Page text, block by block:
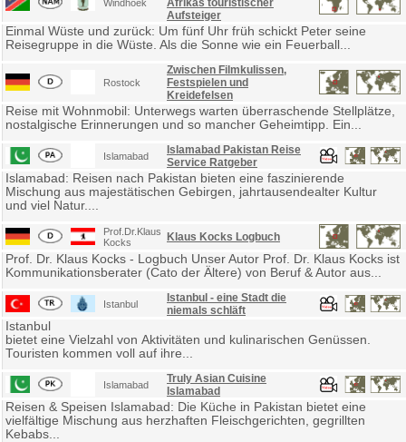
Windhoek
Aufsteiger
Einmal Wüste und zurück: Um fünf Uhr früh schickt Peter seine
Reisegruppe in die Wüste. Als die Sonne wie ein Feuerball...
Rostock
Zwischen Filmkulissen,
Festspielen und
Kreidefelsen
Reise mit Wohnmobil: Unterwegs warten überraschende Stellplätze,
nostalgische Erinnerungen und so mancher Geheimtipp. Ein...
Islamabad
Islamabad Pakistan Reise
Service Ratgeber
Islamabad: Reisen nach Pakistan bieten eine faszinierende
Mischung aus majestätischen Gebirgen, jahrtausendealter Kultur
und viel Natur....
Prof.Dr.Klaus
Kocks
Klaus Kocks Logbuch
Prof. Dr. Klaus Kocks - Logbuch Unser Autor Prof. Dr. Klaus Kocks ist
Kommunikationsberater (Cato der Ältere) von Beruf & Autor aus...
Istanbul
Istanbul - eine Stadt die
niemals schläft
Istanbul
bietet eine Vielzahl von Aktivitäten und kulinarischen Genüssen.
Touristen kommen voll auf ihre...
Islamabad
Truly Asian Cuisine
Islamabad
Reisen & Speisen Islamabad: Die Küche in Pakistan bietet eine
vielfältige Mischung aus herzhaften Fleischgerichten, gegrillten
Kebabs...